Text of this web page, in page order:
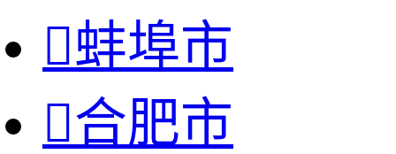
蚌埠市
合肥市